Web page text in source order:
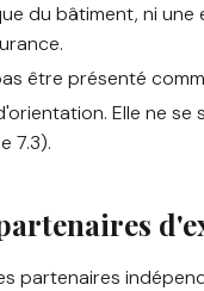
du bâtiment, ni
être présenté
Elle ne
7.3).
partenaires